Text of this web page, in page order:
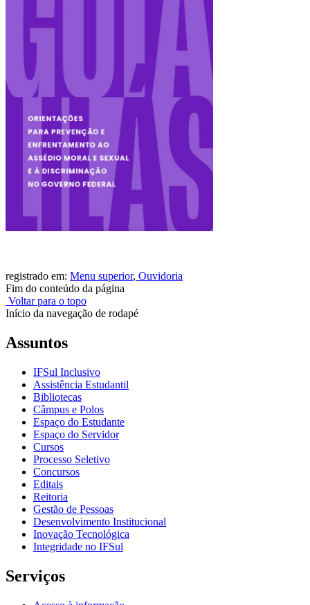
registrado em: Menu superior, Ouvidoria
Fim do conteúdo da página
Voltar para o topo
Início da navegação de rodapé
Assuntos
IFSul Inclusivo
Assistência Estudantil
Bibliotecas
Câmpus e Polos
Espaço do Estudante
Espaço do Servidor
Cursos
Processo Seletivo
Concursos
Editais
Reitoria
Gestão de Pessoas
Desenvolvimento Institucional
Inovação Tecnológica
Integridade no IFSul
Serviços